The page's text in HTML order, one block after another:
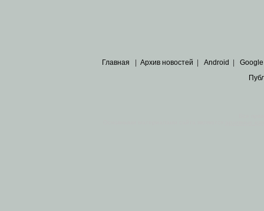
Главная Архив новостей Android Google